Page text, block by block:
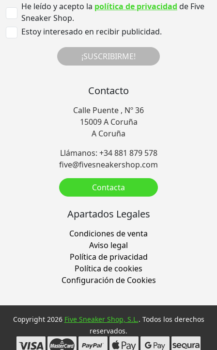
He leído y acepto la política de privacidad de Five
Sneaker Shop.
Estoy interesado en recibir publicidad.
¡SUSCRIBIRME!
Contacto
Calle Puente , Nº 36
15009 A Coruña
A Coruña
Llámanos: +34 881 879 578
five@fivesneakershop.com
Contacta
Apartados Legales
Condiciones de venta
Aviso legal
Política de privacidad
Política de cookies
Configuración de Cookies
Copyright 2026 Five Sneaker Shop, S.L.. Todos los derechos
reservados.